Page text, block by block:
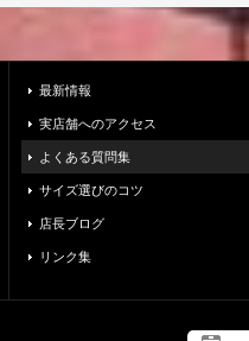
最新情報
実店舗へのアクセス
よくある質問集
サイズ選びのコツ
店長ブログ
リンク集